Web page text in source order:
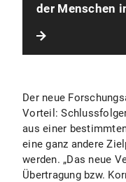
der Menschen
Der neue
Vorteil:
aus einer
eine ganz andere
werden. „Das neue
Übertragung bzw.